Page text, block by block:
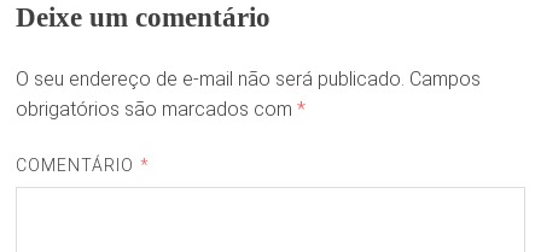
Deixe um comentário
O seu endereço de e-mail não será publicado. Campos
obrigatórios são marcados com *
COMENTÁRIO *